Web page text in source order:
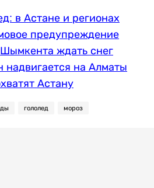
в Астане и регионах
предупреждение
ждать снег
на Алматы
Астану
гололед мороз